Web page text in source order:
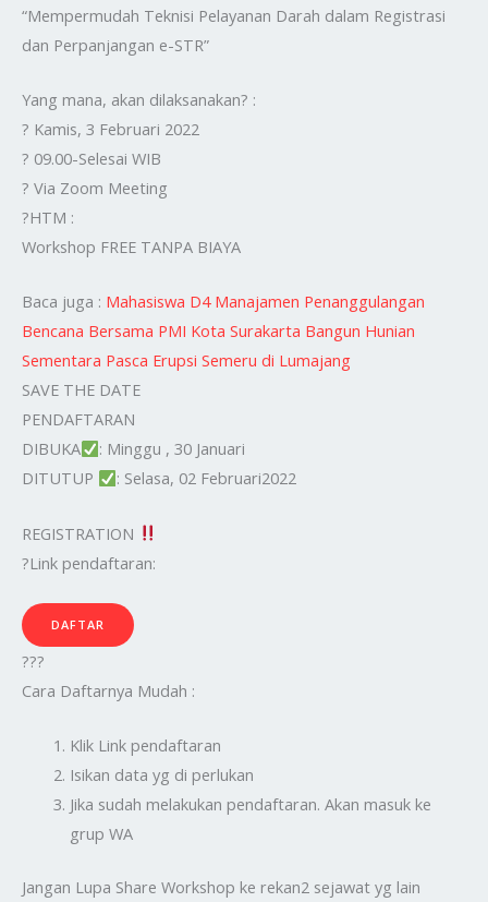
“Mempermudah Teknisi Pelayanan Darah dalam Registrasi
dan Perpanjangan e-STR”
Yang mana, akan dilaksanakan? :
? Kamis, 3 Februari 2022
? 09.00-Selesai WIB
? Via Zoom Meeting
?HTM :
Workshop FREE TANPA BIAYA
Baca juga : Mahasiswa D4 Manajamen Penanggulangan
Bencana Bersama PMI Kota Surakarta Bangun Hunian
Sementara Pasca Erupsi Semeru di Lumajang
SAVE THE DATE
PENDAFTARAN
DIBUKA
: Minggu , 30 Januari
DITUTUP
: Selasa, 02 Februari2022
REGISTRATION
?️Link pendaftaran:
DAFTAR
???
Cara Daftarnya Mudah :
Klik Link pendaftaran
Isikan data yg di perlukan
Jika sudah melakukan pendaftaran. Akan masuk ke
grup WA
Jangan Lupa Share Workshop ke rekan2 sejawat yg lain